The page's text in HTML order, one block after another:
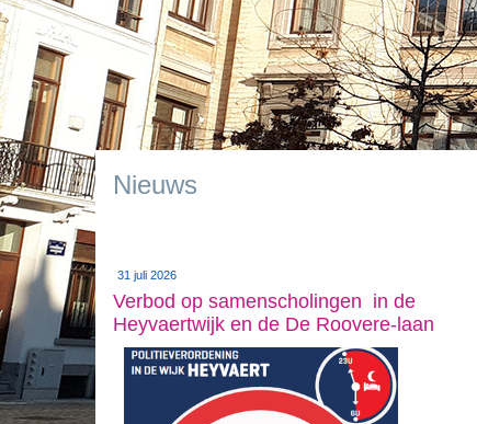
Nieuws
31 juli 2026
Verbod op samenscholingen in de
Heyvaertwijk en de De Roovere-laan